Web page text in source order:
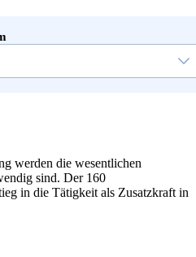
werden die wesentlichen
sind. Der 160
in die Tätigkeit als Zusatzkraft in